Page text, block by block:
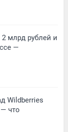
млрд рублей и
—
Wildberries
что